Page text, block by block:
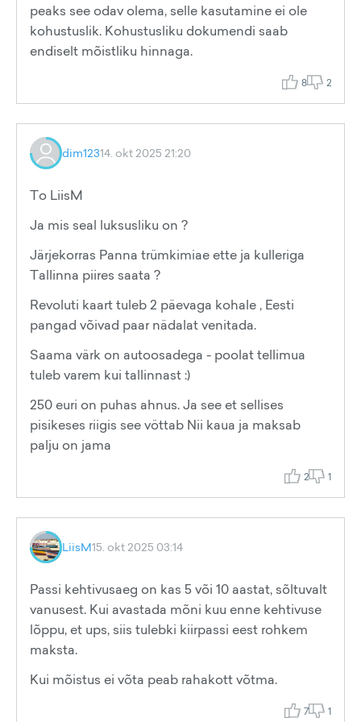
peaks see odav olema, selle kasutamine ei ole
kohustuslik. Kohustusliku dokumendi saab
endiselt mõistliku hinnaga.
8 2
dim12314. okt 2025 21:20
To LiisM
Ja mis seal luksusliku on ?
Järjekorras Panna trümkimiae ette ja kulleriga
Tallinna piires saata ?
Revoluti kaart tuleb 2 päevaga kohale , Eesti
pangad võivad paar nädalat venitada.
Saama värk on autoosadega - poolat tellimua
tuleb varem kui tallinnast :)
250 euri on puhas ahnus. Ja see et sellises
pisikeses riigis see vöttab Nii kaua ja maksab
palju on jama
2 1
LiisM15. okt 2025 03:14
Passi kehtivusaeg on kas 5 või 10 aastat, sõltuvalt
vanusest. Kui avastada mõni kuu enne kehtivuse
lõppu, et ups, siis tulebki kiirpassi eest rohkem
maksta.
Kui mõistus ei võta peab rahakott võtma.
7 1